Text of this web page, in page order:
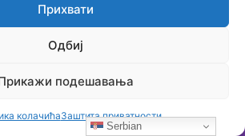
Прихвати
Одбиј
подешавања
колачићаЗаштита приватности
И ЖРТВЕ СРПСКОГ НАРОДА У 20
Serbian